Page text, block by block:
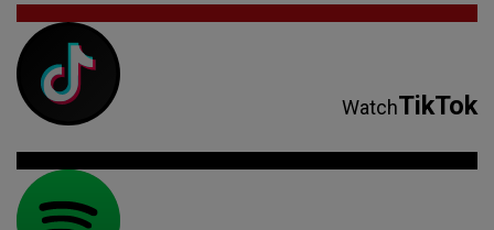
WatchTikTok